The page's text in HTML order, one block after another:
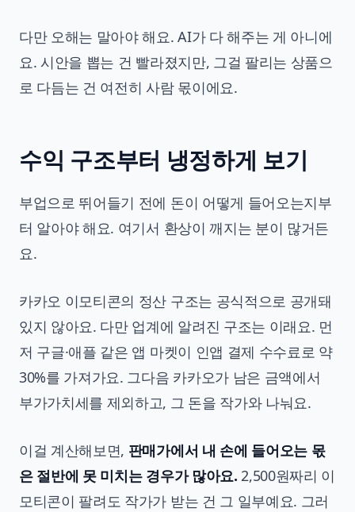
다만 오해는 말아야 해요. AI가 다 해주는 게 아니에
요. 시안을 뽑는 건 빨라졌지만, 그걸 팔리는 상품으
로 다듬는 건 여전히 사람 몫이에요.
수익 구조부터 냉정하게 보기
부업으로 뛰어들기 전에 돈이 어떻게 들어오는지부
터 알아야 해요. 여기서 환상이 깨지는 분이 많거든
요.
카카오 이모티콘의 정산 구조는 공식적으로 공개돼
있지 않아요. 다만 업계에 알려진 구조는 이래요. 먼
저 구글·애플 같은 앱 마켓이 인앱 결제 수수료로 약
30%를 가져가요. 그다음 카카오가 남은 금액에서
부가가치세를 제외하고, 그 돈을 작가와 나눠요.
이걸 계산해보면, 판매가에서 내 손에 들어오는 몫
은 절반에 못 미치는 경우가 많아요. 2,500원짜리 이
모티콘이 팔려도 작가가 받는 건 그 일부예요. 그러